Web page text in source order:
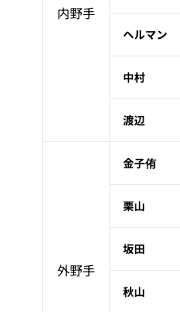
内野手
ヘルマン
中村
渡辺
外野手
金子侑
栗山
坂田
秋山